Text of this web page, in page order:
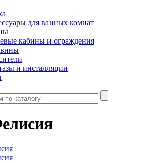
для ванных комнат
кабины и ограждения
и инсталляции